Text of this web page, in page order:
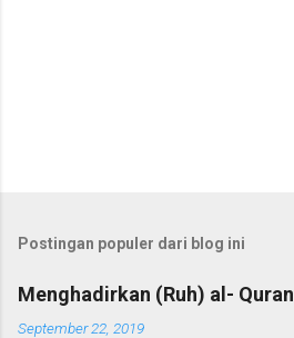
Postingan populer dari blog ini
Menghadirkan (Ruh) al- Quran
September 22, 2019